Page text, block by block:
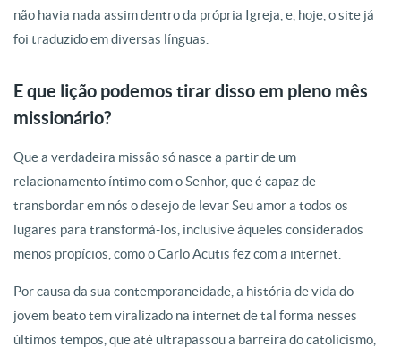
não havia nada assim dentro da própria Igreja, e, hoje, o site já
foi traduzido em diversas línguas.
E que lição podemos tirar disso em pleno mês
missionário?
Que a verdadeira missão só nasce a partir de um
relacionamento íntimo com o Senhor, que é capaz de
transbordar em nós o desejo de levar Seu amor a todos os
lugares para transformá-los, inclusive àqueles considerados
menos propícios, como o Carlo Acutis fez com a internet.
Por causa da sua contemporaneidade, a história de vida do
jovem beato tem viralizado na internet de tal forma nesses
últimos tempos, que até ultrapassou a barreira do catolicismo,